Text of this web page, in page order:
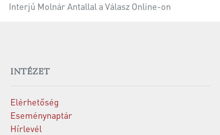
Interjú Molnár Antallal a Válasz Online-on
INTÉZET
Elérhetőség
Eseménynaptár
Hírlevél